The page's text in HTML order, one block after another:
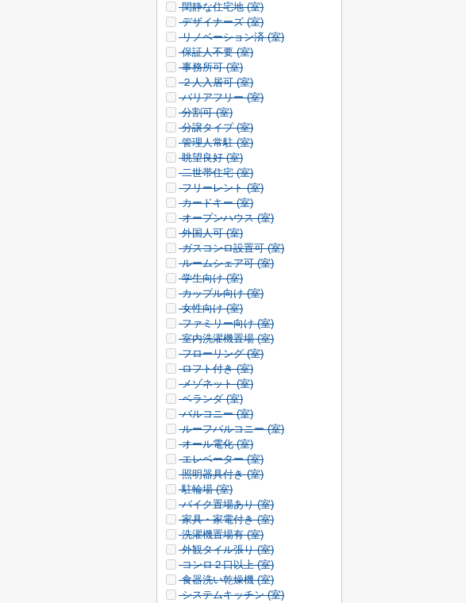
閑静な住宅地 (室)
デザイナーズ (室)
リノベーション済 (室)
保証人不要 (室)
事務所可 (室)
２人入居可 (室)
バリアフリー (室)
分割可 (室)
分譲タイプ (室)
管理人常駐 (室)
眺望良好 (室)
二世帯住宅 (室)
フリーレント (室)
カードキー (室)
オープンハウス (室)
外国人可 (室)
ガスコンロ設置可 (室)
ルームシェア可 (室)
学生向け (室)
カップル向け (室)
女性向け (室)
ファミリー向け (室)
室内洗濯機置場 (室)
フローリング (室)
ロフト付き (室)
メゾネット (室)
ベランダ (室)
バルコニー (室)
ルーフバルコニー (室)
オール電化 (室)
エレベーター (室)
照明器具付き (室)
駐輪場 (室)
バイク置場あり (室)
家具・家電付き (室)
洗濯機置場有 (室)
外観タイル張り (室)
コンロ２口以上 (室)
食器洗い乾燥機 (室)
システムキッチン (室)